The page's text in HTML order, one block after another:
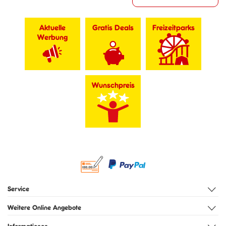
Aktuelle
Werbung
Gratis Deals Freizeitparks
Wunschpreis
Service
Weitere Online Angebote